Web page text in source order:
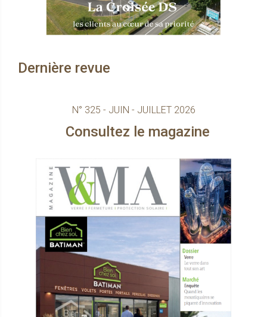
Dernière revue
N° 325 - JUIN - JUILLET 2026
Consultez le magazine